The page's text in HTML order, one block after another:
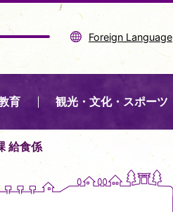
Foreign Language
育 観光・文化・スポーツ
給食係